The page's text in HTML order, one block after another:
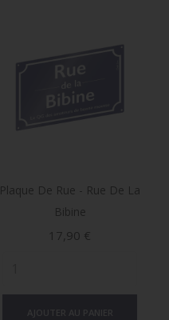
Plaque De Rue - Rue De La
Bibine
Prix
17,90 €